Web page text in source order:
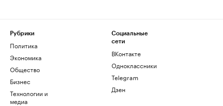
Рубрики
Политика
Экономика
Общество
Бизнес
Технологии и
медиа
Социальные
сети
ВКонтакте
Одноклассники
Telegram
Дзен